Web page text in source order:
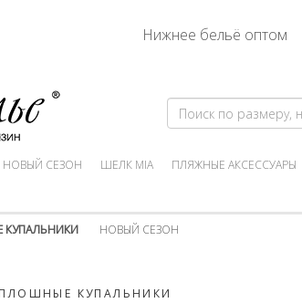
Нижнее бельё оптом
НОВЫЙ СЕЗОН ШЕЛК MIA ПЛЯЖНЫЕ АКСЕССУАРЫ
НОВЫЙ СЕЗОН
КУПАЛЬНИКИ